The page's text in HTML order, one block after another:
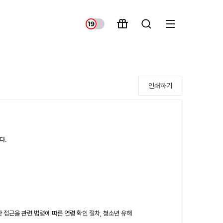
인쇄하기
.
근을 관련 법령에 따른 연령 확인 절차, 청소년 유해